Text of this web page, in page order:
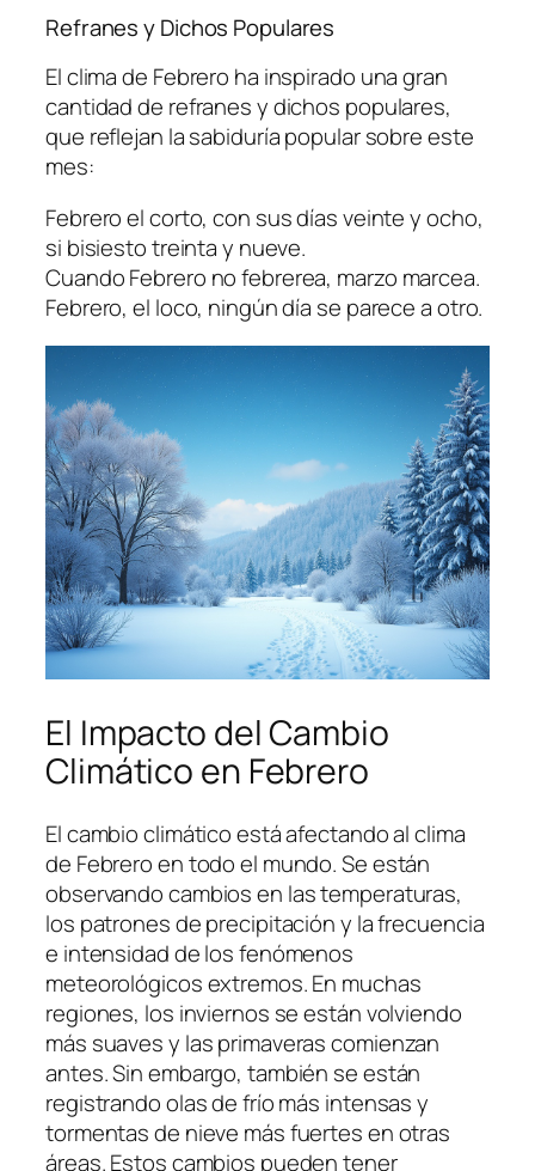
Refranes y Dichos Populares
El clima de Febrero ha inspirado una gran
cantidad de refranes y dichos populares,
que reflejan la sabiduría popular sobre este
mes:
Febrero el corto, con sus días veinte y ocho,
si bisiesto treinta y nueve.
Cuando Febrero no febrerea, marzo marcea.
Febrero, el loco, ningún día se parece a otro.
El Impacto del Cambio
Climático en Febrero
El cambio climático está afectando al clima
de Febrero en todo el mundo. Se están
observando cambios en las temperaturas,
los patrones de precipitación y la frecuencia
e intensidad de los fenómenos
meteorológicos extremos. En muchas
regiones, los inviernos se están volviendo
más suaves y las primaveras comienzan
antes. Sin embargo, también se están
registrando olas de frío más intensas y
tormentas de nieve más fuertes en otras
áreas. Estos cambios pueden tener